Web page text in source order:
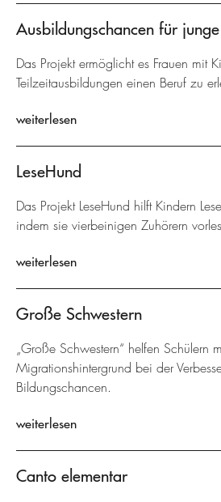
Ausbildungschancen für
Das Projekt ermöglicht es Frauen mit
Teilzeitausbildungen einen Beruf zu
weiterlesen
LeseHund
Das Projekt LeseHund hilft Kindern
indem sie vierbeinigen Zuhörern
weiterlesen
Große Schwestern
„Große Schwestern“ helfen Schülern
Migrationshintergrund bei der
Bildungschancen.
weiterlesen
Canto elementar